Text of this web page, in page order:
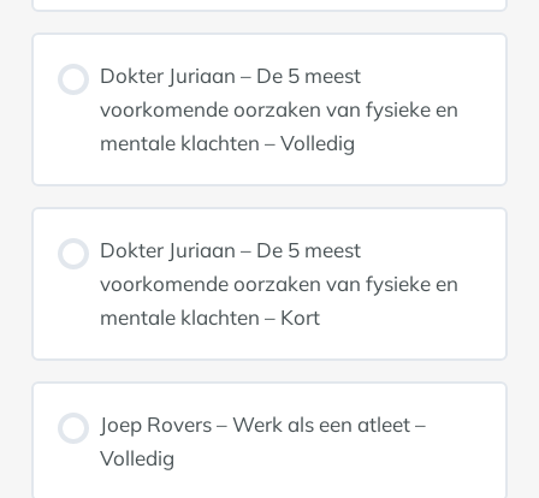
Dokter Juriaan – De 5 meest
voorkomende oorzaken van fysieke en
mentale klachten – Volledig
Dokter Juriaan – De 5 meest
voorkomende oorzaken van fysieke en
mentale klachten – Kort
Joep Rovers – Werk als een atleet –
Volledig